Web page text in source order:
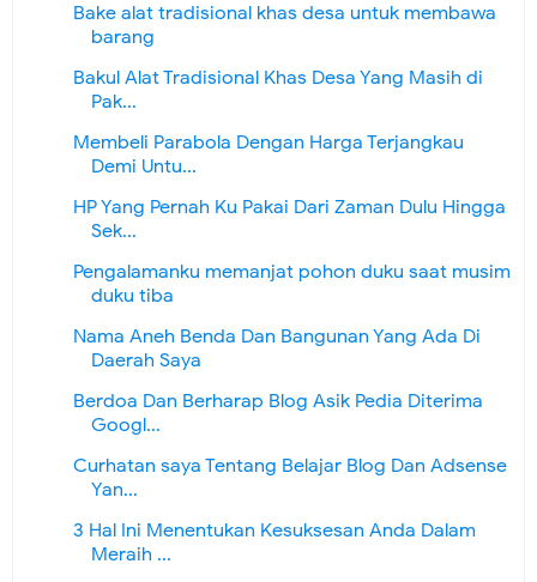
Bake alat tradisional khas desa untuk membawa
barang
Bakul Alat Tradisional Khas Desa Yang Masih di
Pak...
Membeli Parabola Dengan Harga Terjangkau
Demi Untu...
HP Yang Pernah Ku Pakai Dari Zaman Dulu Hingga
Sek...
Pengalamanku memanjat pohon duku saat musim
duku tiba
Nama Aneh Benda Dan Bangunan Yang Ada Di
Daerah Saya
Berdoa Dan Berharap Blog Asik Pedia Diterima
Googl...
Curhatan saya Tentang Belajar Blog Dan Adsense
Yan...
3 Hal Ini Menentukan Kesuksesan Anda Dalam
Meraih ...